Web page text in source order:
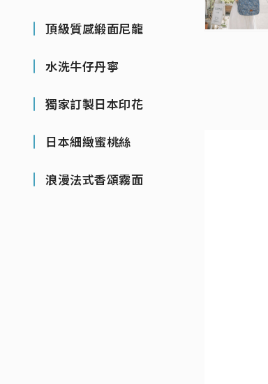
頂級質感緞面尼龍
水洗牛仔丹寧
獨家訂製日本印花
日本細緻蜜桃絲
浪漫法式香頌霧面